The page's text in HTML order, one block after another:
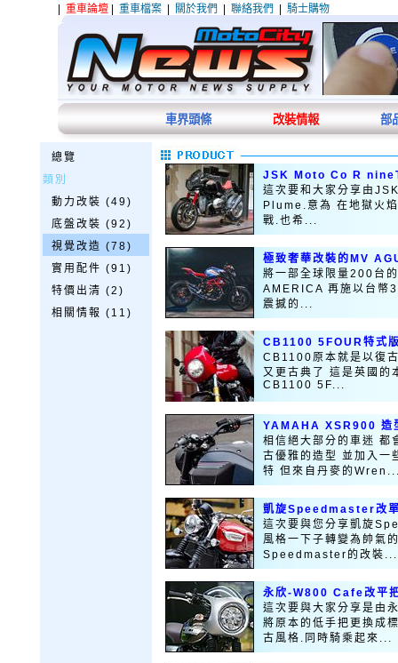
重車論壇 重車檔案 關於我們 聯絡我們 騎士購物
車界頭條 改裝情報 部
總覽
類別
動力改裝 (49)
底盤改裝 (92)
視覺改造 (78)
實用配件 (91)
特價出清 (2)
相關情報 (11)
JSK Moto Co R
這次要和大家分享由
Plume.意為 在地獄火
戰.也希...
極致奢華改裝的MV
將一部全球限量200台
AMERICA 再施以台幣
震撼的...
CB1100 5FOUR特式
CB1100原本就是以復
又更古典了 這是英國的
CB1100 5F...
YAMAHA XSR900 造
相信絕大部分的車迷
古優雅的造型 並加入一
特 但來自丹麥的
凱旋Speedmaster改
這次要與您分享凱旋
風格一下子轉變為帥氣
Speedmaster的改裝...
永欣-W800 Cafe改平
這次要與大家分享是
將原本的低手把更換成
古風格.同時騎乘起來...